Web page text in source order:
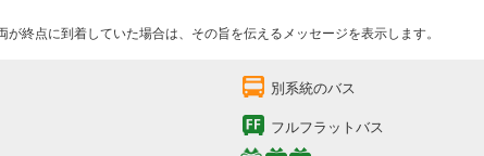
終点に到着していた場合は、その旨を伝えるメッセージを表示します。
別系統のバス
フルフラットバス